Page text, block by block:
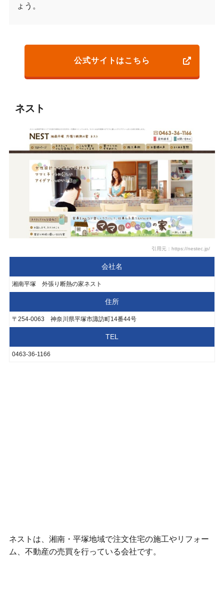
ょう。
公式サイトはこちら
ネスト
引用元：https://nestec.jp/
会社名
湘南平塚 外張り断熱の家ネスト
住所
〒254-0063 神奈川県平塚市諏訪町14番44号
TEL
0463-36-1166
ネストは、湘南・平塚地域で注文住宅の施工やリフォー
ム、不動産の売買を行っている会社です。